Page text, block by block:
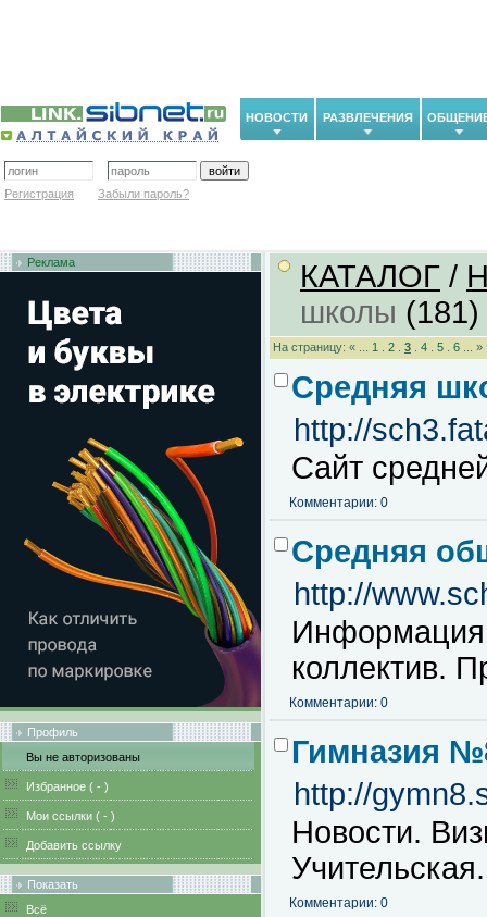
НОВОСТИ РАЗВЛЕЧЕНИЯ
Регистрация Забыли пароль?
Реклама
Профиль
Вы не авторизованы
Избранное ( - )
Мои ссылки ( - )
Добавить ссылку
Показать
Всё
КАТАЛОГ /
школы (181)
На страницу: « ... 1 2 3 4 5 6 ... »
Средняя
http://
Сайт
Комментарии: 0
Средняя
http://
Информация
коллектив.
Комментарии: 0
Гимназия
http://
Новости.
Учительская.
Комментарии: 0